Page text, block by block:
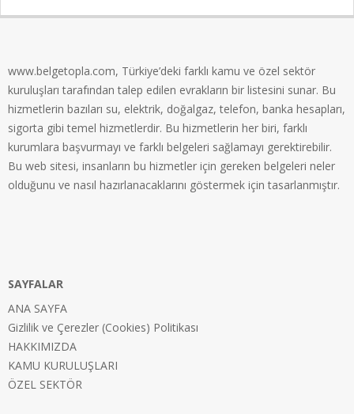
www.belgetopla.com, Türkiye’deki farklı kamu ve özel sektör
kuruluşları tarafından talep edilen evrakların bir listesini sunar. Bu
hizmetlerin bazıları su, elektrik, doğalgaz, telefon, banka hesapları,
sigorta gibi temel hizmetlerdir. Bu hizmetlerin her biri, farklı
kurumlara başvurmayı ve farklı belgeleri sağlamayı gerektirebilir.
Bu web sitesi, insanların bu hizmetler için gereken belgeleri neler
olduğunu ve nasıl hazırlanacaklarını göstermek için tasarlanmıştır.
SAYFALAR
ANA SAYFA
Gizlilik ve Çerezler (Cookies) Politikası
HAKKIMIZDA
KAMU KURULUŞLARI
ÖZEL SEKTÖR